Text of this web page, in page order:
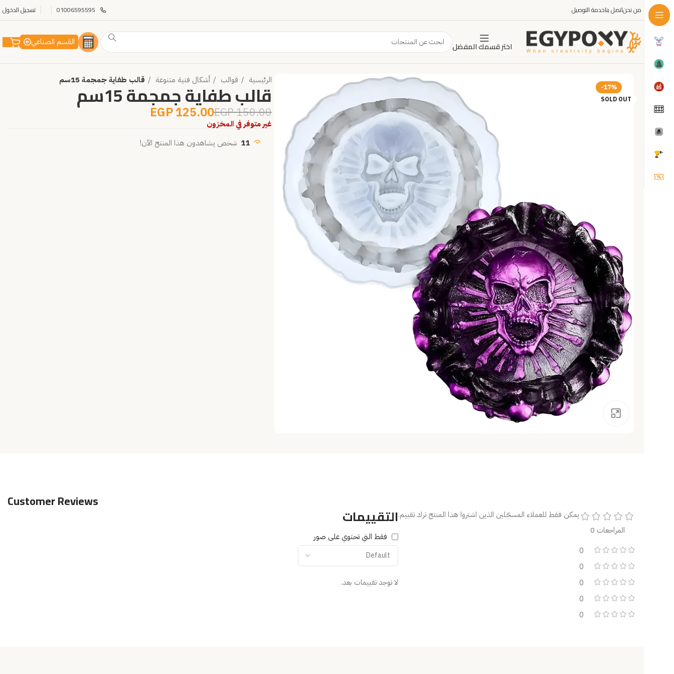
من نحناتصل بناخدمة التوصيل 01006595595 تسجيل الدخول
اختر قسمك المفضل القسم الصناعي
-17%
SOLD OUT
الرئيسية قوالب أشكال فنية متنوعة قالب طفاية جمجمة 15سمقالب طفاية جمجمة 15سم
150.00
EGP
125.00
EGP
غير متوفر في المخزون
11 شخص يشاهدون هذا المنتج الآن!
Customer Reviews
المراجعات 0
0
0
0
0
0
التقييمات
فقط التي تحتوي على صور
لا توجد تقييمات بعد.
يمكن فقط للعملاء المسجّلين الذين اشتروا هذا المنتج ترك تقييم.